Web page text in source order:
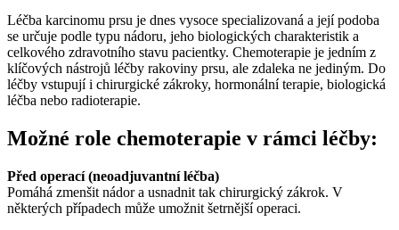
Léčba karcinomu prsu je dnes vysoce specializovaná a její podoba
se určuje podle typu nádoru, jeho biologických charakteristik a
celkového zdravotního stavu pacientky. Chemoterapie je jedním z
klíčových nástrojů léčby rakoviny prsu, ale zdaleka ne jediným. Do
léčby vstupují i chirurgické zákroky, hormonální terapie, biologická
léčba nebo radioterapie.
Možné role chemoterapie v rámci léčby:
Před operací (neoadjuvantní léčba)
Pomáhá zmenšit nádor a usnadnit tak chirurgický zákrok. V
některých případech může umožnit šetrnější operaci.